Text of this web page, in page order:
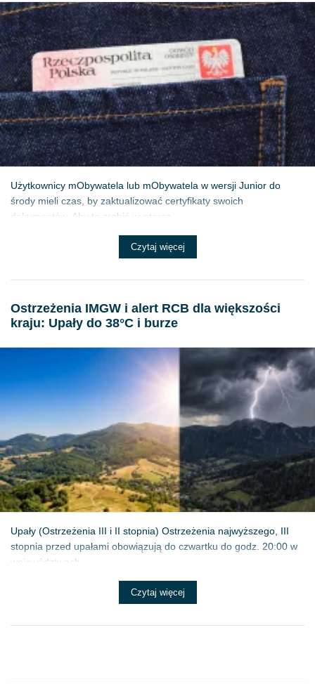
Użytkownicy mObywatela lub mObywatela w wersji Junior do
środy mieli czas, by zaktualizować certyfikaty swoich
dokumentów. Aby to zrobić wystarcz...
Czytaj więcej
Ostrzeżenia IMGW i alert RCB dla większości
kraju: Upały do 38°C i burze
Upały (Ostrzeżenia III i II stopnia) Ostrzeżenia najwyższego, III
stopnia przed upałami obowiązują do czwartku do godz. 20:00 w
województwach...
Czytaj więcej